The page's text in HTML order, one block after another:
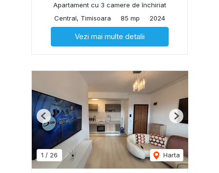
Apartament cu 3 camere de închiriat
Central, Timisoara
85 mp 2024
Vezi mai multe detalii
1 / 26 Harta
Previous Next